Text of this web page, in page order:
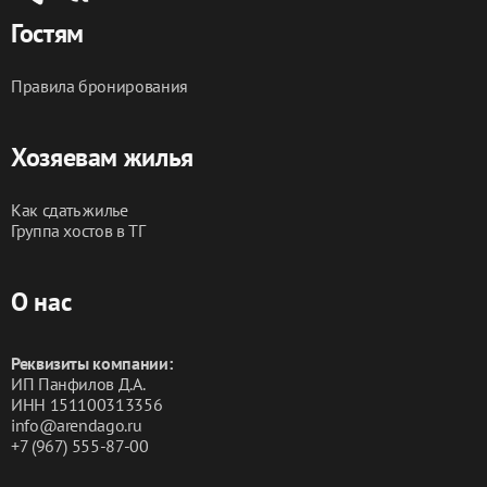
Гостям
Правила бронирования
Хозяевам жилья
Как сдать жилье
Группа хостов в ТГ
О нас
Реквизиты компании:
ИП Панфилов Д.А.
ИНН 151100313356
info@arendago.ru
+7 (967) 555-87-00